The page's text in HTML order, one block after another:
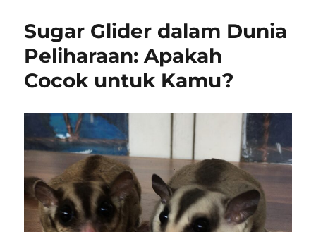
Sugar Glider dalam Dunia
Peliharaan: Apakah
Cocok untuk Kamu?